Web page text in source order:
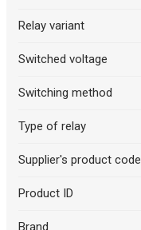
Relay variant
Switched voltage
Switching method
Type of relay
Supplier's product code
Product ID
Brand